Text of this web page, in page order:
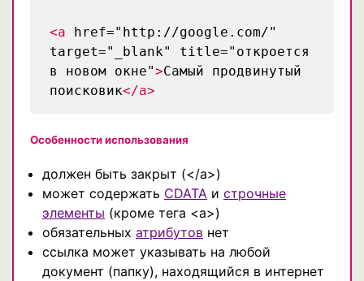
<a href="http://google.com/"
target="_blank" title="откроется
в новом окне">Самый продвинутый
поисковик</a>
Особенности использования
должен быть закрыт (</a>)
может содержать CDATA и строчные
элементы (кроме тега <a>)
обязательных атрибутов нет
ссылка может указывать на любой
документ (папку), находящийся в интернет